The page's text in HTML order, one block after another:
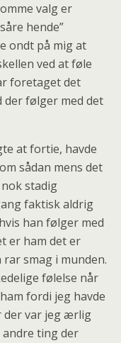
valg er
hende”
ondt på mig at
ved at føle
foretaget det
følger med det
at fortie, havde
sådan mens det
stadig
faktisk aldrig
han følger med
er ham det er
smag i munden.
følelse når
fordi jeg havde
der var jeg ærlig
ting der